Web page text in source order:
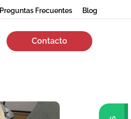
Preguntas Frecuentes Blog
Contacto